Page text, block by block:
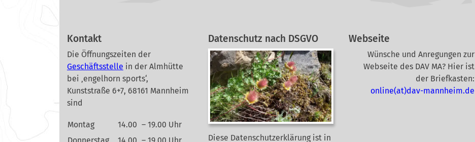
Kontakt
Die Öffnungszeiten der
Geschäftsstelle in der Almhütte
bei ‚engelhorn sports‘,
Kunststraße 6+7, 68161 Mannheim
sind
Montag 14.00 – 19.00 Uhr
Datenschutz nach DSGVO
Diese Datenschutzerklärung ist in
Webseite
Wünsche und Anregungen zur
Webseite des DAV MA? Hier ist
der Briefkasten:
online(at)dav-mannheim.de